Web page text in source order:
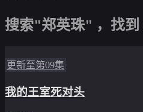
搜索"郑英珠" ，找到
更新至第09集
我的王室死对头